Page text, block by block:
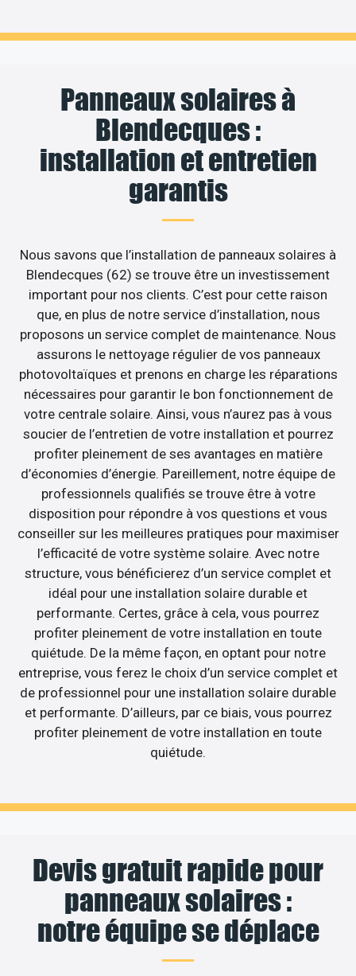
Panneaux solaires à
Blendecques :
installation et entretien
garantis
Nous savons que l’installation de panneaux solaires à
Blendecques (62) se trouve être un investissement
important pour nos clients. C’est pour cette raison
que, en plus de notre service d’installation, nous
proposons un service complet de maintenance. Nous
assurons le nettoyage régulier de vos panneaux
photovoltaïques et prenons en charge les réparations
nécessaires pour garantir le bon fonctionnement de
votre centrale solaire. Ainsi, vous n’aurez pas à vous
soucier de l’entretien de votre installation et pourrez
profiter pleinement de ses avantages en matière
d’économies d’énergie. Pareillement, notre équipe de
professionnels qualifiés se trouve être à votre
disposition pour répondre à vos questions et vous
conseiller sur les meilleures pratiques pour maximiser
l’efficacité de votre système solaire. Avec notre
structure, vous bénéficierez d’un service complet et
idéal pour une installation solaire durable et
performante. Certes, grâce à cela, vous pourrez
profiter pleinement de votre installation en toute
quiétude. De la même façon, en optant pour notre
entreprise, vous ferez le choix d’un service complet et
de professionnel pour une installation solaire durable
et performante. D’ailleurs, par ce biais, vous pourrez
profiter pleinement de votre installation en toute
quiétude.
Devis gratuit rapide pour
panneaux solaires :
notre équipe se déplace